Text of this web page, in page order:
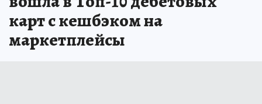
карт с кешбэком на
маркетплейсы